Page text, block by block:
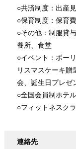
○共済制度：出産
○保育制度：保育
○その他：制服貸
養所、食堂
○イベント：ボー
リスマスケーキ贈
会、誕生日プレゼ
○全国会員制ホテ
○フィットネスク
連絡先